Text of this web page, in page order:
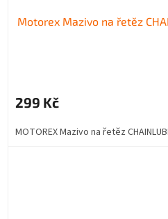
Motorex Mazivo na řetěz
299 Kč
MOTOREX Mazivo na řetěz